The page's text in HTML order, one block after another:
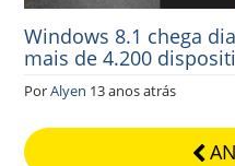
Windows 8.1 chega
mais de 4.200
PorAlyen 13 anos atrás